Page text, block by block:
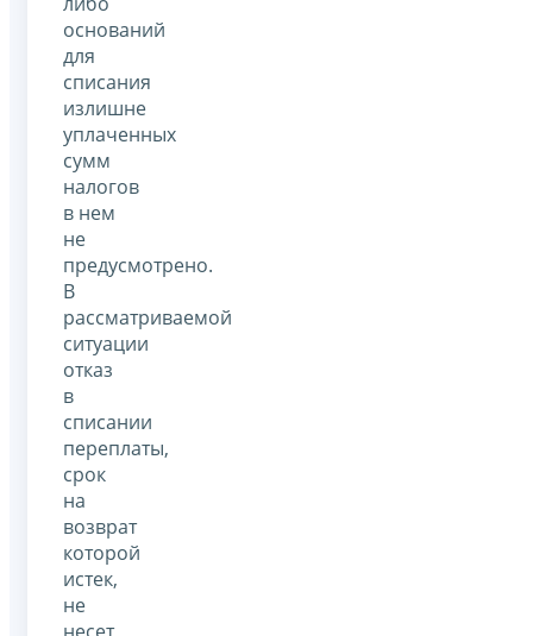
оснований
для
списания
излишне
уплаченных
сумм
налогов
в нем
не
предусмотрено.
В
рассматриваемой
ситуации
отказ
в
списании
переплаты,
срок
на
возврат
которой
истек,
не
несет